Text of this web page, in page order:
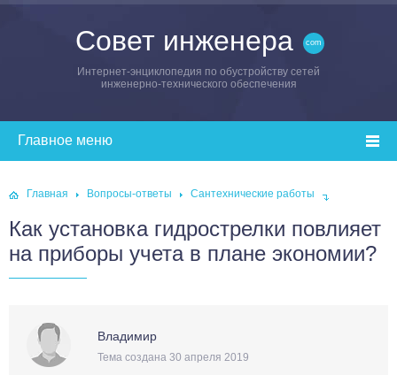
Совет инженера
Интернет-энциклопедия по обустройству сетей
инженерно-технического обеспечения
Главная Вопросы-ответы Сантехнические работы
Как установка гидрострелки повлияет
на приборы учета в плане экономии?
Владимир
Тема создана 30 апреля 2019